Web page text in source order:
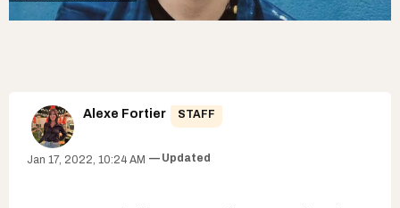
Alexe Fortier STAFF
Jan 17, 2022, 10:24 AM Updated